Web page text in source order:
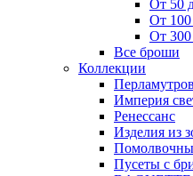
От 50
От 100
От
Все броши
Коллекции
Империя
Ренессанс
Изделия из
Пусеты с